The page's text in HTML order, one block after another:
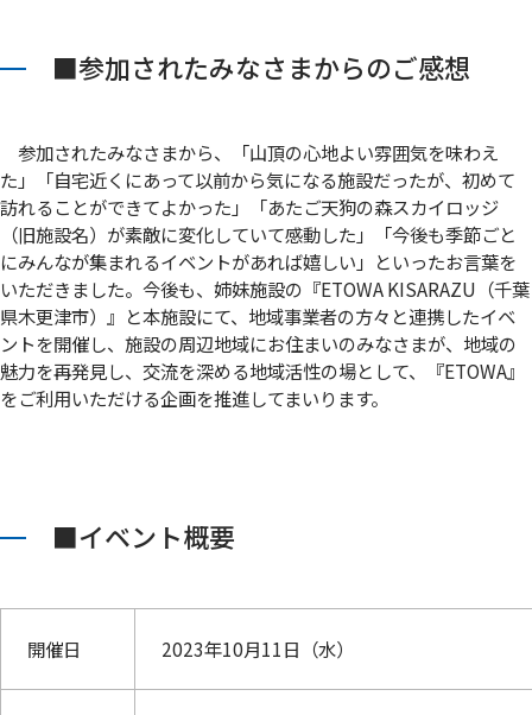
■参加されたみなさまからのご感想
参加されたみなさまから、「山頂の心地よい雰囲気を味わえ
た」「自宅近くにあって以前から気になる施設だったが、初めて
訪れることができてよかった」「あたご天狗の森スカイロッジ
（旧施設名）が素敵に変化していて感動した」「今後も季節ごと
にみんなが集まれるイベントがあれば嬉しい」といったお言葉を
いただきました。今後も、姉妹施設の『ETOWA KISARAZU（千葉
県木更津市）』と本施設にて、地域事業者の方々と連携したイベ
ントを開催し、施設の周辺地域にお住まいのみなさまが、地域の
魅力を再発見し、交流を深める地域活性の場として、『ETOWA』
をご利用いただける企画を推進してまいります。
■イベント概要
開催日 2023年10月11日（水）